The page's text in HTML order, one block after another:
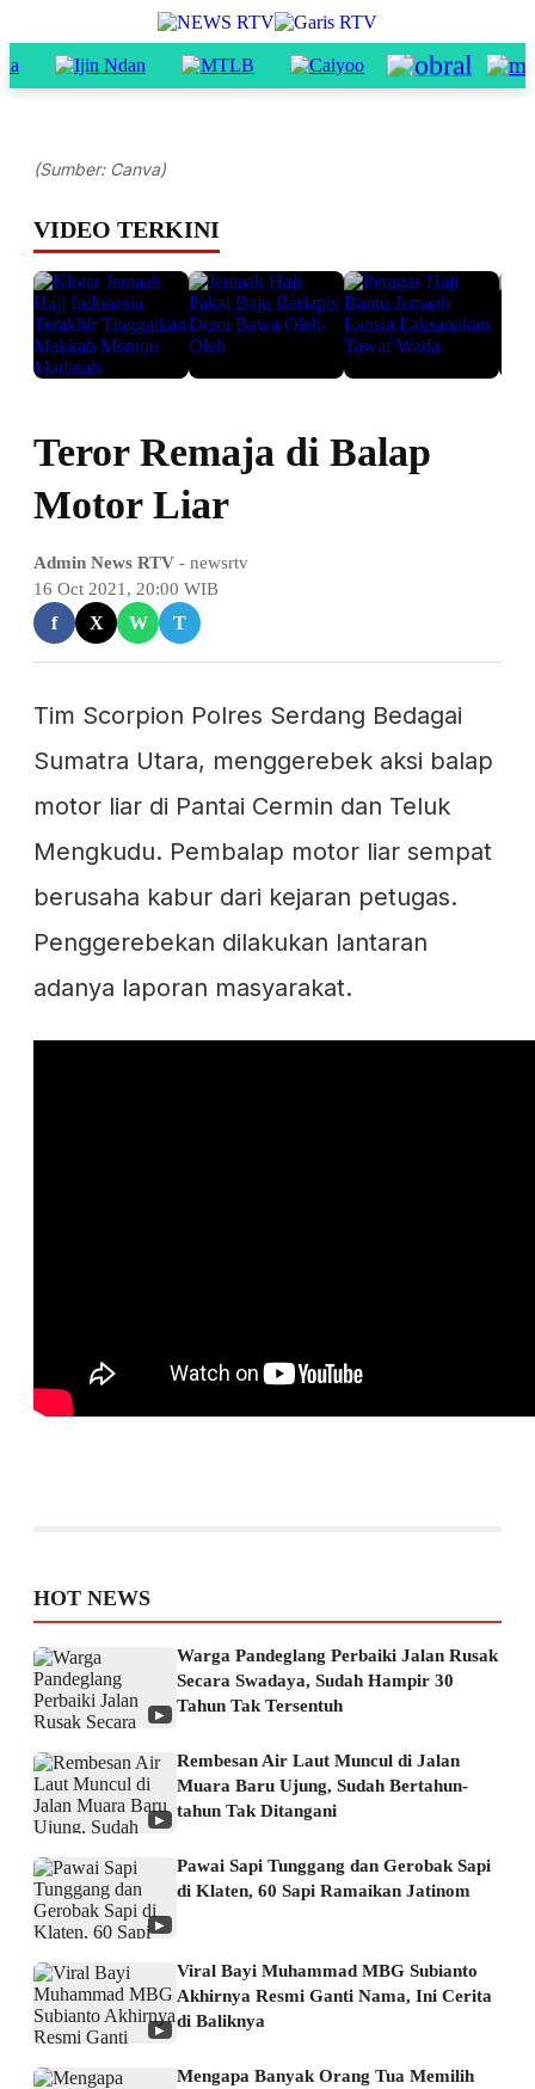
(Sumber: Canva)
VIDEO TERKINI
Teror Remaja di Balap
Motor Liar
Admin News RTV - newsrtv
16 Oct 2021, 20:00 WIB
f X W T
Tim Scorpion Polres Serdang Bedagai
Sumatra Utara, menggerebek aksi balap
motor liar di Pantai Cermin dan Teluk
Mengkudu. Pembalap motor liar sempat
berusaha kabur dari kejaran petugas.
Penggerebekan dilakukan lantaran
adanya laporan masyarakat.
HOT NEWS
▶
Warga Pandeglang Perbaiki Jalan Rusak
Secara Swadaya, Sudah Hampir 30
Tahun Tak Tersentuh
▶
Rembesan Air Laut Muncul di Jalan
Muara Baru Ujung, Sudah Bertahun-
tahun Tak Ditangani
▶
Pawai Sapi Tunggang dan Gerobak Sapi
di Klaten, 60 Sapi Ramaikan Jatinom
▶
Viral Bayi Muhammad MBG Subianto
Akhirnya Resmi Ganti Nama, Ini Cerita
di Baliknya
Mengapa Banyak Orang Tua Memilih